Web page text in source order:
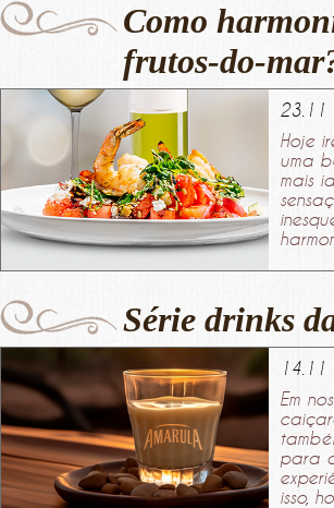
Como
frutos-do-
23.11
Hoje
uma
mais
Série drinks
14.11
Em
para
isso,